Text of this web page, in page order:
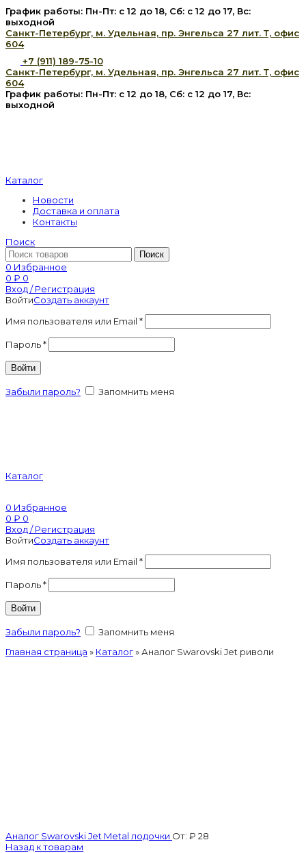
График работы: Пн-Пт: с 12 до 18, Сб: с 12 до 17, Вс:
выходной
Санкт-Петербург, м. Удельная, пр. Энгельса 27 лит. Т, офис
604
+7 (911) 189-75-10
Санкт-Петербург, м. Удельная, пр. Энгельса 27 лит. Т, офис
604
График работы: Пн-Пт: с 12 до 18, Сб: с 12 до 17, Вс:
выходной
Каталог
Новости
Доставка и оплата
Контакты
Поиск
Поиск
0 Избранное
0 ₽ 0
Вход / Регистрация
ВойтиСоздать аккаунт
Имя пользователя или Email *
Пароль*
Войти
Забыли пароль? Запомнить меня
Каталог
0 Избранное
0 ₽ 0
Вход / Регистрация
ВойтиСоздать аккаунт
Имя пользователя или Email *
Пароль*
Войти
Забыли пароль?
Запомнить меня
Главная страница » Каталог»Аналог Swarovski Jet риволи
Аналог Swarovski Jet Metal лодочки От: ₽ 28
Назад к товарам